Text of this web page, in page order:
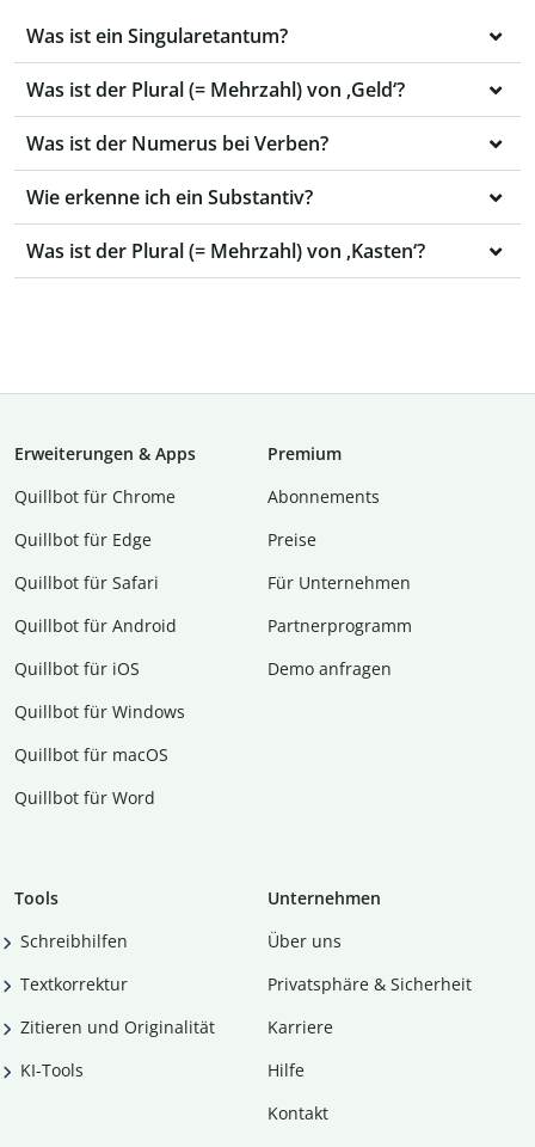
Was ist ein Singularetantum?
Was ist der Plural (= Mehrzahl) von ‚Geld‘?
Was ist der Numerus bei Verben?
Wie erkenne ich ein Substantiv?
Was ist der Plural (= Mehrzahl) von ‚Kasten‘?
Erweiterungen & Apps
Quillbot für Chrome
Quillbot für Edge
Quillbot für Safari
Quillbot für Android
Quillbot für iOS
Quillbot für Windows
Quillbot für macOS
Quillbot für Word
Premium
Abon­ne­ments
Preise
Für Unternehmen
Partnerprogramm
Demo anfragen
Tools
Schreibhilfen
Textkorrektur
Zitieren und Originalität
KI-Tools
Unternehmen
Über uns
Privatsphäre & Sicherheit
Karriere
Hilfe
Kontakt